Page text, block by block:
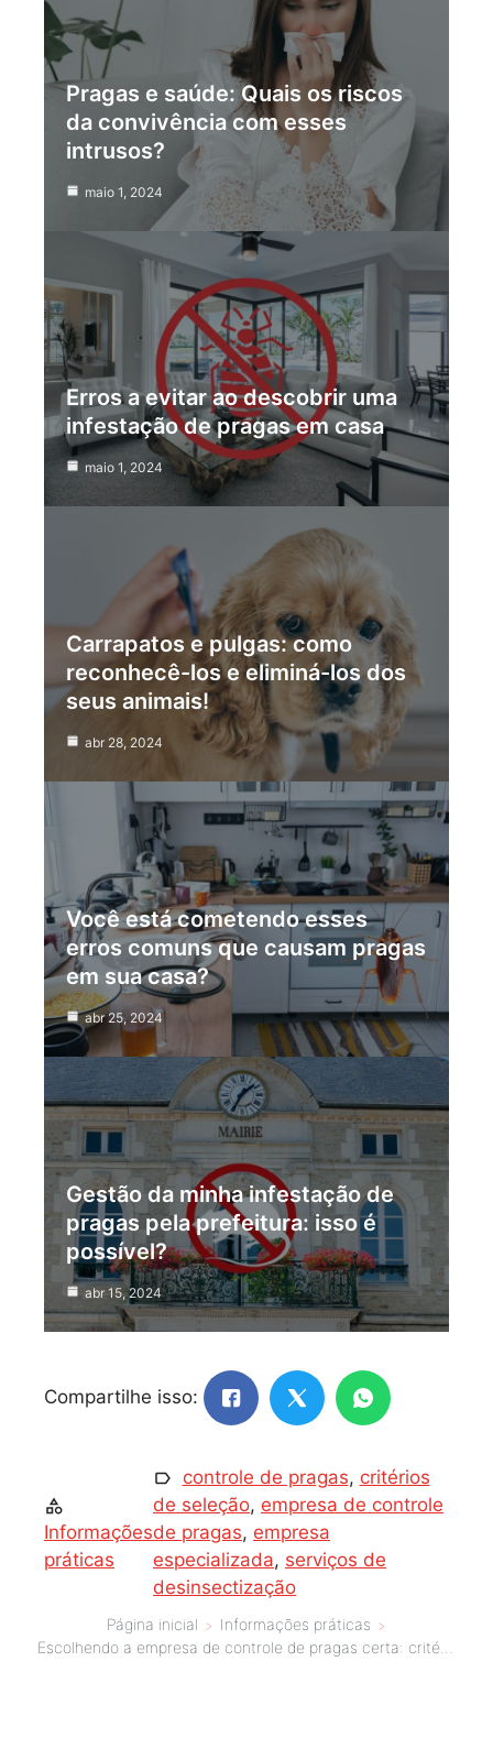
Pragas e saúde: Quais os riscos
da convivência com esses
intrusos?
maio 1, 2024
Erros a evitar ao descobrir uma
infestação de pragas em casa
maio 1, 2024
Carrapatos e pulgas: como
reconhecê-los e eliminá-los dos
seus animais!
abr 28, 2024
Você está cometendo esses
erros comuns que causam pragas
em sua casa?
abr 25, 2024
Gestão da minha infestação de
pragas pela prefeitura: isso é
possível?
abr 15, 2024
Compartilhe isso:
Informações
práticas
controle de pragas, critérios
de seleção, empresa de controle
de pragas, empresa
especializada, serviços de
desinsectização
Página inicial
Informações práticas